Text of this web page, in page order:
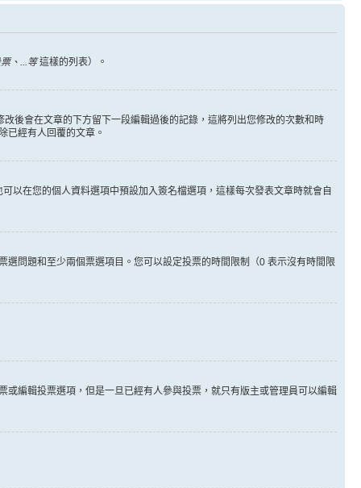
、...等這樣的列表）。
後會在文章的下方留下一段編輯過後的記錄，這將列出您修改的次數和時
已經有人回覆的文章。
以在您的個人資料選項中預設加入簽名檔選項，這樣每次發表文章時就會自
問題和至少兩個票選項目。您可以設定投票的時間限制（0 表示沒有時間限
編輯投票選項，但是一旦已經有人參與投票，就只有版主或管理員可以編輯